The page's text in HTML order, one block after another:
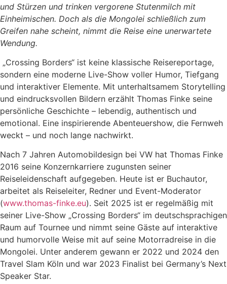
und Stürzen und trinken vergorene Stutenmilch mit
Einheimischen. Doch als die Mongolei schließlich zum
Greifen nahe scheint, nimmt die Reise eine unerwartete
Wendung.
„Crossing Borders“ ist keine klassische Reisereportage,
sondern eine moderne Live-Show voller Humor, Tiefgang
und interaktiver Elemente. Mit unterhaltsamem Storytelling
und eindrucksvollen Bildern erzählt Thomas Finke seine
persönliche Geschichte – lebendig, authentisch und
emotional. Eine inspirierende Abenteuershow, die Fernweh
weckt – und noch lange nachwirkt.
Nach 7 Jahren Automobildesign bei VW hat Thomas Finke
2016 seine Konzernkarriere zugunsten seiner
Reiseleidenschaft aufgegeben. Heute ist er Buchautor,
arbeitet als Reiseleiter, Redner und Event-Moderator
(www.thomas-finke.eu). Seit 2025 ist er regelmäßig mit
seiner Live-Show „Crossing Borders“ im deutschsprachigen
Raum auf Tournee und nimmt seine Gäste auf interaktive
und humorvolle Weise mit auf seine Motorradreise in die
Mongolei. Unter anderem gewann er 2022 und 2024 den
Travel Slam Köln und war 2023 Finalist bei Germany’s Next
Speaker Star.